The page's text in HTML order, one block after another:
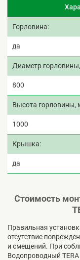
Горловина
да
Диаметр
800
Высота горловины,
1000
Крышка
да
Стоимость
Правильная
отсутствие
и смещений. При
Водопроводный